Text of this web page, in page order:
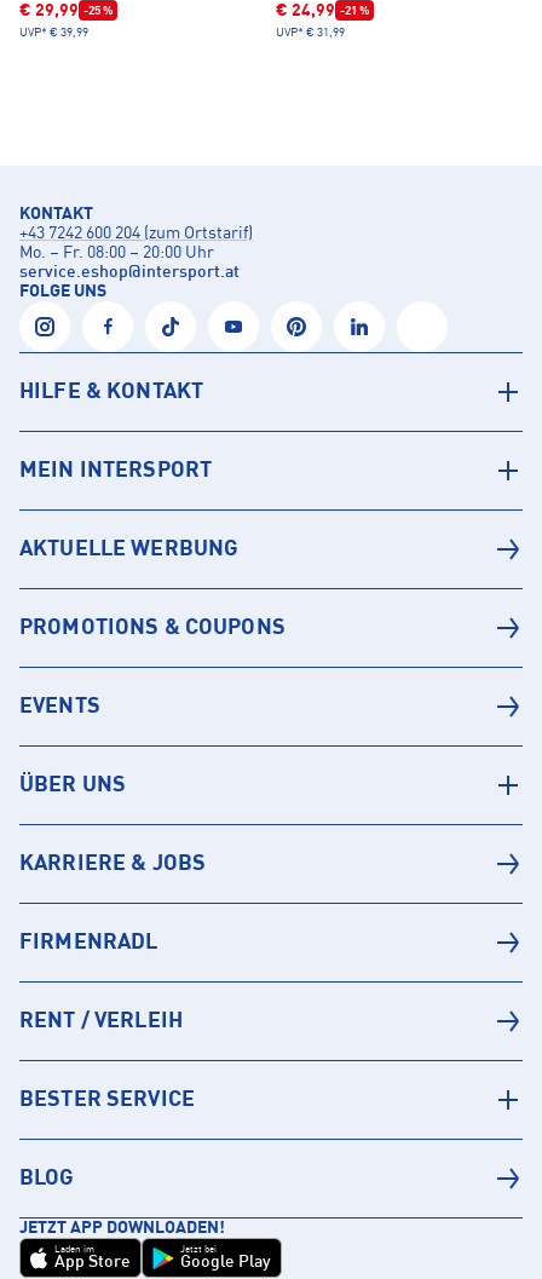
€ 29,99 -25 %
UVP* € 39,99
€ 24,99 -21 %
UVP* € 31,99
KONTAKT
+43 7242 600 204 (zum Ortstarif)
Mo. – Fr. 08:00 – 20:00 Uhr
service.eshop@intersport.at
FOLGE UNS
HILFE & KONTAKT
MEIN INTERSPORT
AKTUELLE WERBUNG
PROMOTIONS & COUPONS
EVENTS
ÜBER UNS
KARRIERE & JOBS
FIRMENRADL
RENT / VERLEIH
BESTER SERVICE
BLOG
JETZT APP DOWNLOADEN!
Laden im
App Store
Jetzt bei
Google Play